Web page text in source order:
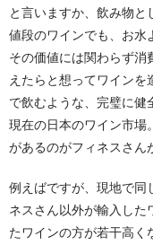
と言いますか、飲み物と
値段のワインでも、お水
その価値には関わらず消
えたらと想ってワイン
で飲むような、完璧に健
現在の日本のワイン市場
があるのがフィネスさん
例えばですが、現地で同
ネスさん以外が輸入した
たワインの方が若干高く